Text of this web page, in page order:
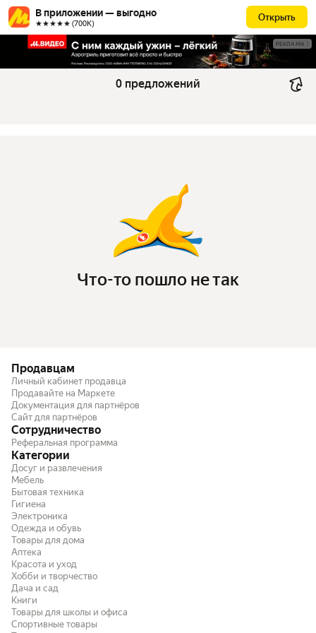
В приложении — выгодно
★★★★★ (700К)
Открыть
РЕКЛАМА
0 предложений
Что-то пошло не так
Продавцам
Личный кабинет продавца
Продавайте на Маркете
Документация для партнёров
Сайт для партнёров
Сотрудничество
Реферальная программа
Категории
Досуг и развлечения
Мебель
Бытовая техника
Гигиена
Электроника
Одежда и обувь
Товары для дома
Аптека
Красота и уход
Хобби и творчество
Дача и сад
Книги
Товары для школы и офиса
Спортивные товары